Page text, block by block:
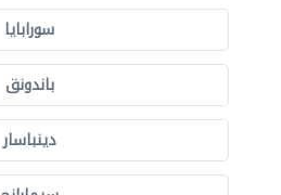
سورابايا
باندونق
دينباسار